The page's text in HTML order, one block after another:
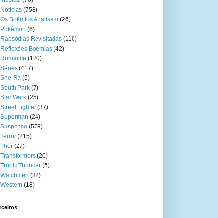
Notícias (758)
Os Boêmios Analisam (26)
Pokémon (6)
Rapsódias Revisitadas (110)
Reflexões Boêmias (42)
Romance (120)
Séries (417)
She-Ra (5)
South Park (7)
Star Wars (25)
Street Fighter (37)
Superman (24)
Suspense (578)
Terror (215)
Thor (27)
Transformers (20)
Tropic Thunder (5)
Watchmen (32)
Western (18)